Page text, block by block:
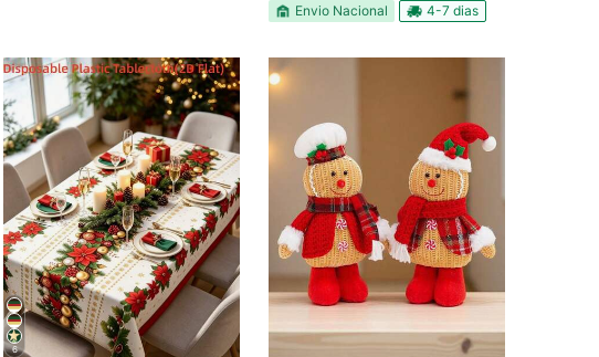
Envio Nacional 4-7 dias
6